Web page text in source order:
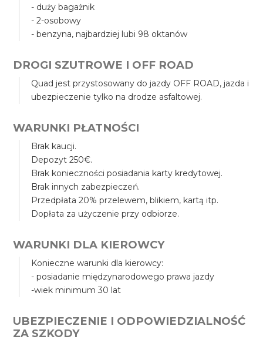
- duży bagażnik
- 2-osobowy
- benzyna, najbardziej lubi 98 oktanów
DROGI SZUTROWE I OFF ROAD
Quad jest przystosowany do jazdy OFF ROAD, jazda i
ubezpieczenie tylko na drodze asfaltowej.
WARUNKI PŁATNOŚCI
Brak kaucji.
Depozyt 250€.
Brak konieczności posiadania karty kredytowej.
Brak innych zabezpieczeń.
Przedpłata 20% przelewem, blikiem, kartą itp.
Dopłata za użyczenie przy odbiorze.
WARUNKI DLA KIEROWCY
Konieczne warunki dla kierowcy:
- posiadanie międzynarodowego prawa jazdy
-wiek minimum 30 lat
UBEZPIECZENIE I ODPOWIEDZIALNOŚĆ
ZA SZKODY